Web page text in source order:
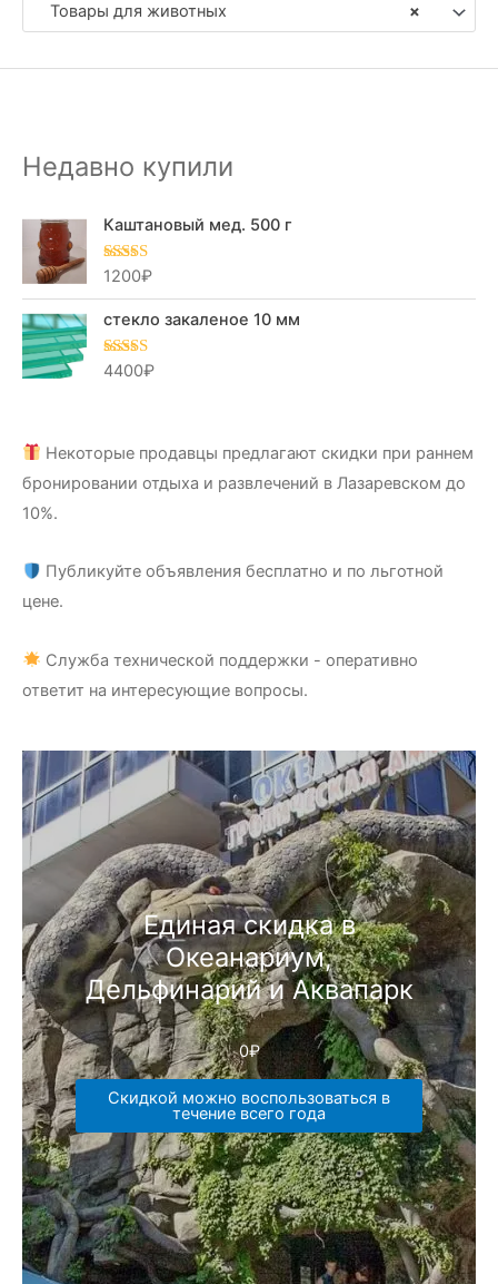
×
Товары для животных
Недавно купили
Каштановый мед. 500 г
Оценка
1200₽
стекло закаленое 10 мм
Оценка
4400₽
Некоторые продавцы предлагают скидки при раннем
бронировании отдыха и развлечений в Лазаревском до
10%.
Публикуйте объявления бесплатно и по льготной
цене.
Служба технической поддержки - оперативно
ответит на интересующие вопросы.
Единая скидка в
Океанариум,
Дельфинарий и Аквапарк
0₽
Скидкой можно воспользоваться в
течение всего года